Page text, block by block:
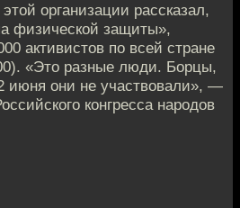
организации рассказал,
физической защиты»,
активистов по всей стране
«Это разные люди. Борцы,
июня они не участвовали», —
конгресса народов